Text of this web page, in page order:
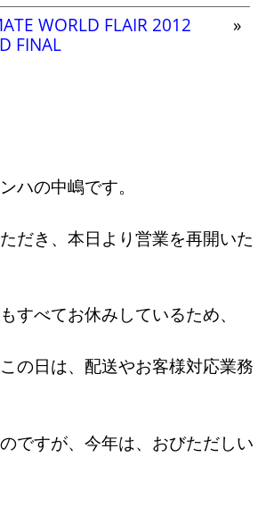
WORLD FLAIR 2012
FINAL
»
ハの中嶋です。
だき、本日より営業を再開いた
すべてお休みしているため、
の日は、配送やお客様対応業務
ですが、今年は、おびただしい